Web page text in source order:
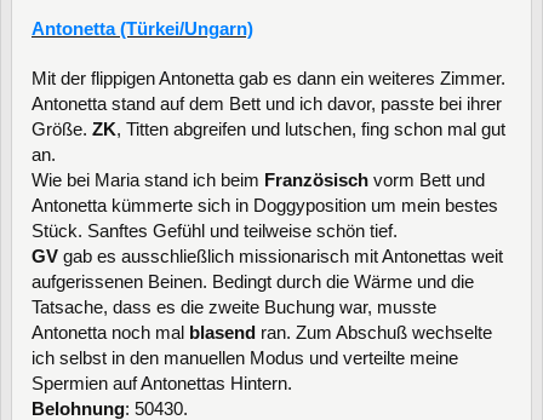
Antonetta (Türkei/Ungarn)
Mit der flippigen Antonetta gab es dann ein weiteres Zimmer.
Antonetta stand auf dem Bett und ich davor, passte bei ihrer
Größe. ZK, Titten abgreifen und lutschen, fing schon mal gut
an.
Wie bei Maria stand ich beim Französisch vorm Bett und
Antonetta kümmerte sich in Doggyposition um mein bestes
Stück. Sanftes Gefühl und teilweise schön tief.
GV gab es ausschließlich missionarisch mit Antonettas weit
aufgerissenen Beinen. Bedingt durch die Wärme und die
Tatsache, dass es die zweite Buchung war, musste
Antonetta noch mal
blasend ran. Zum Abschuß wechselte
ich selbst in den manuellen Modus und verteilte meine
Spermien auf Antonettas Hintern.
Belohnung: 50430.